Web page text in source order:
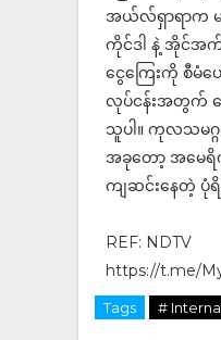
အယ်လ်ရှာရာက မ
ကိုင်ဒါ နဲ့ အိုင်
ငွေကြေးကို စီမံ
လုပ်ငန်းအတွက် လ
သူပါ။ ကုလသမဂ္
အခုတော့ အမေ
ကျဆင်းနေတဲ့ ပုံ
REF: NDTV
https://t.me/
Tags #